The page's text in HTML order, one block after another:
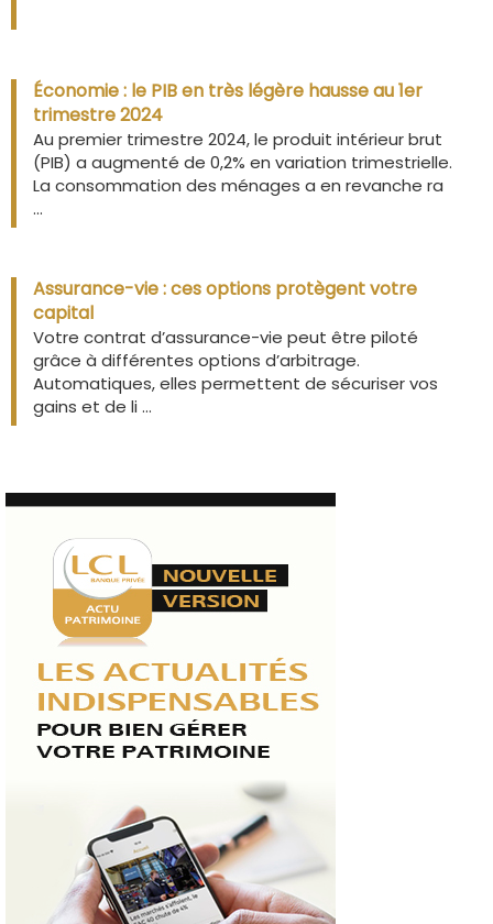
Économie : le PIB en très légère hausse au 1er
trimestre 2024
Au premier trimestre 2024, le produit intérieur brut
(PIB) a augmenté de 0,2% en variation trimestrielle.
La consommation des ménages a en revanche ra
...
Assurance-vie : ces options protègent votre
capital
Votre contrat d’assurance-vie peut être piloté
grâce à différentes options d’arbitrage.
Automatiques, elles permettent de sécuriser vos
gains et de li ...